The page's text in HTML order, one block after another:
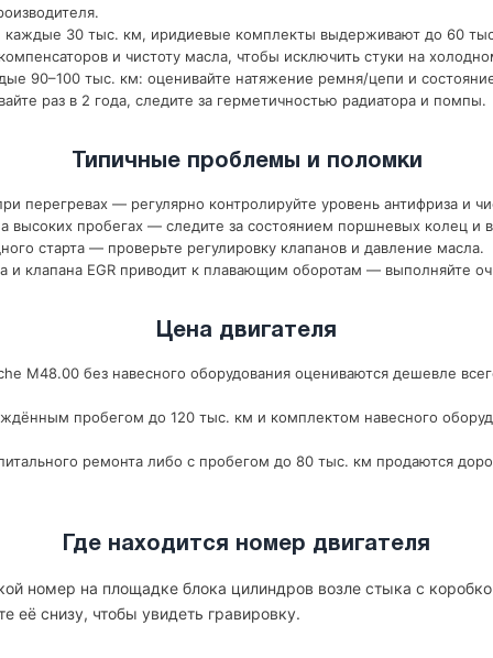
каждые 30 тыс. км, иридиевые комплекты выдерживают до 60
и чистоту масла, чтобы исключить стуки на
90–100 тыс. км: оценивайте натяжение ремня/цепи и
раз в 2 года, следите за герметичностью радиатора и помпы.
Типичные проблемы и поломки
перегревах — регулярно контролируйте уровень антифриза и
пробегах — следите за состоянием поршневых колец и
старта — проверьте регулировку клапанов и давление масла.
и клапана EGR приводит к плавающим оборотам — выполняйте
Цена двигателя
M48.00 без навесного оборудования оцениваются дешевле
пробегом до 120 тыс. км и комплектом навесного
ремонта либо с пробегом до 80 тыс. км продаются
Где находится номер двигателя
номер на площадке блока цилиндров возле стыка с
её снизу, чтобы увидеть гравировку.